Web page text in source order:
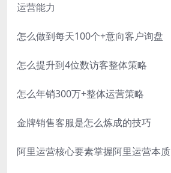
运营能力
怎么做到每天100个+意向客户询盘
怎么提升到4位数访客整体策略
怎么年销300万+整体运营策略
金牌销售客服是怎么炼成的技巧
阿里运营核心要素掌握阿里运营本质